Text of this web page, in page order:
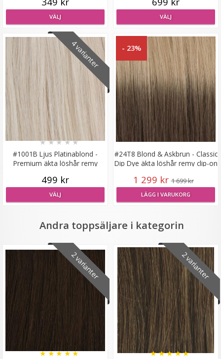
★ ★ ★★
99 kr
LÄGG I VARUKORG
#27 Jordgubbsblond - Original äkta löshår remy
189 kr
VÄLJ
VÄLJ VÄLJ
4 varianter
#1001B Ljus Platinablond -
Premium äkta löshår remy
★★★★★
499 kr
VÄLJ
- 23%
#24T8 Blond & Askbrun - Classic
Dip Dye äkta löshår remy clip-on
1 299 kr 1 699 kr
LÄGG I VARUKORG
Andra toppsäljare i kategorin
2 varianter
★★★★★
2 varianter
★★★★★